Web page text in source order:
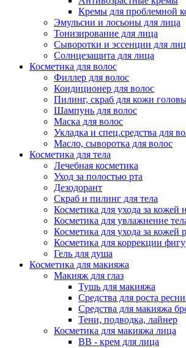
Кремы для проблемной
Эмульсии и лосьоны для лица
Тонизирование для лица
Сыворотки и эссенции для
Солнцезащита для лица
Косметика для волос
Филлер для волос
Кондиционер для волос
Пилинг, скраб для кожи
Шампунь для волос
Маска для волос
Укладка и спец.средства для
Масло, сыворотка для волос
Косметика для тела
Лечебная косметика
Уход за полостью рта
Дезодорант
Скраб и пилинг для тела
Косметика для ухода за кожей
Косметика для увлажнение
Косметика для ухода за кожей
Косметика для коррекции
Гель для душа
Косметика для макияжа
Макияж для глаз
Тушь для макияжа
Средства для роста
Средства для макияжа
Тени, подводка, лайнер
Косметика для макияжа лица
ВВ - крем для лица